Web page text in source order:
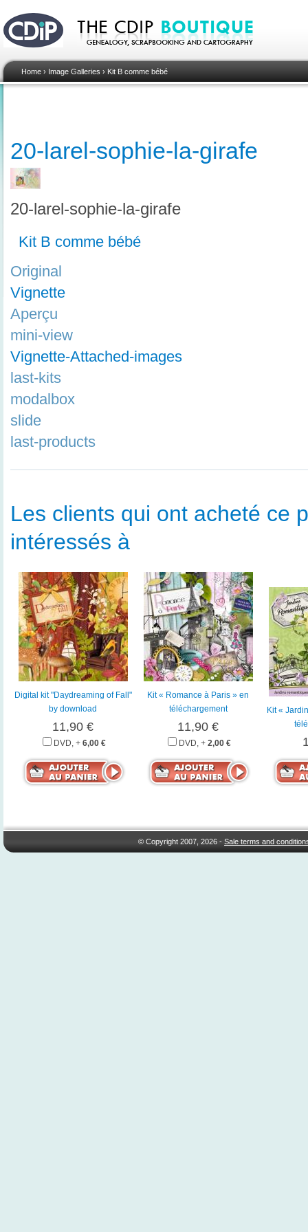
Home › Image Galleries › Kit B comme bébé
20-larel-sophie-la-girafe
20-larel-sophie-la-girafe
Kit B comme bébé
Original
Vignette
Aperçu
mini-view
Vignette-Attached-images
last-kits
modalbox
slide
last-products
Les clients qui ont acheté ce
intéressés à
Digital kit "Daydreaming of Fall"
by download
11,90 €
DVD, + 6,00 €
Kit « Romance à Paris » en
téléchargement
11,90 €
DVD, + 2,00 €
Kit «
© Copyright 2007, 2026 -Sale terms and